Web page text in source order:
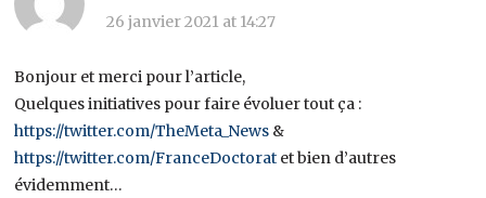
26 janvier 2021 at 14:27
Bonjour et merci pour l’article,
Quelques initiatives pour faire évoluer tout ça :
https://twitter.com/TheMeta_News &
https://twitter.com/FranceDoctorat et bien d’autres
évidemment…